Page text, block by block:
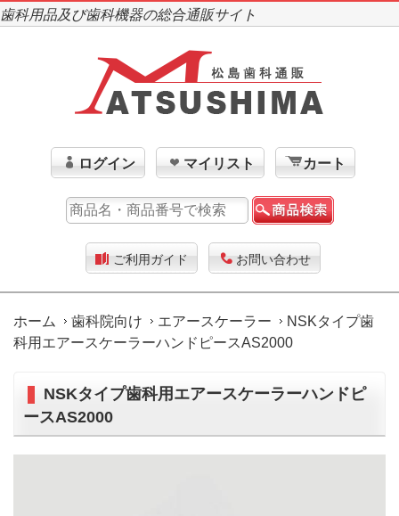
歯科用品及び歯科機器の総合通販サイト
ログイン マイリスト カート
ご利用ガイド お問い合わせ
ホーム 歯科院向け エアースケーラー
NSKタイプ歯
科用エアースケーラーハンドピースAS2000
NSKタイプ歯科用エアースケーラーハンドピ
ースAS2000